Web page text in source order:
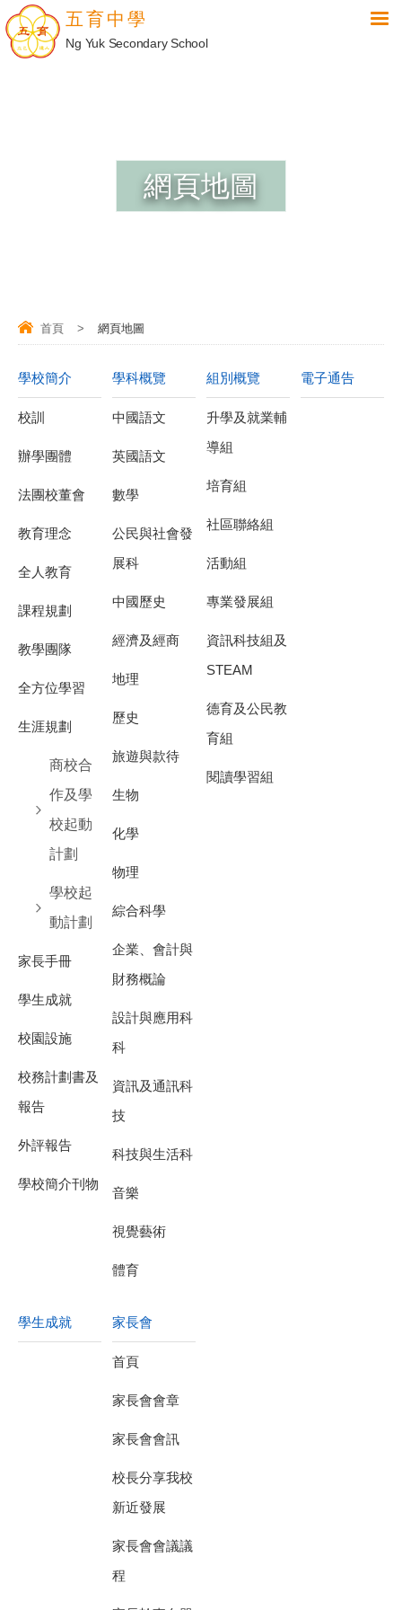
五育中學
Ng Yuk Secondary School
網頁地圖
首頁 > 網頁地圖
學校簡介
校訓
辦學團體
法團校董會
教育理念
全人教育
課程規劃
教學團隊
全方位學習
生涯規劃
商校合
作及學
校起動
計劃
學校起
動計劃
家長手冊
學生成就
校園設施
校務計劃書及
報告
外評報告
學校簡介刊物
學科概覽
中國語文
英國語文
數學
公民與社會發
展科
中國歷史
經濟及經商
地理
歷史
旅遊與款待
生物
化學
物理
綜合科學
企業、會計與
財務概論
設計與應用科
科
資訊及通訊科
技
科技與生活科
音樂
視覺藝術
體育
組別概覽
升學及就業輔
導組
培育組
社區聯絡組
活動組
專業發展組
資訊科技組及
STEAM
德育及公民教
育組
閱讀學習組
電子通告
學生成就 家長會
首頁
家長會會章
家長會會訊
校長分享我校
新近發展
家長會會議議
程